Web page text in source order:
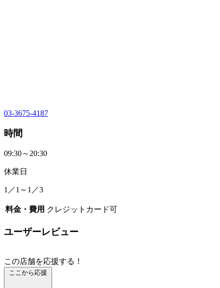
03-3675-4187
時間
09:30～20:30
休業日
1／1～1／3
料金・費用 クレジットカード可
ユーザーレビュー
この店舗を応援する！
ここから応援